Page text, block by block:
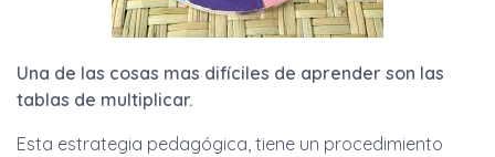
Una de las cosas mas difíciles de aprender son las
tablas de multiplicar.
Esta estrategia pedagógica, tiene un procedimiento